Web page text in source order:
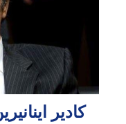
کادیر